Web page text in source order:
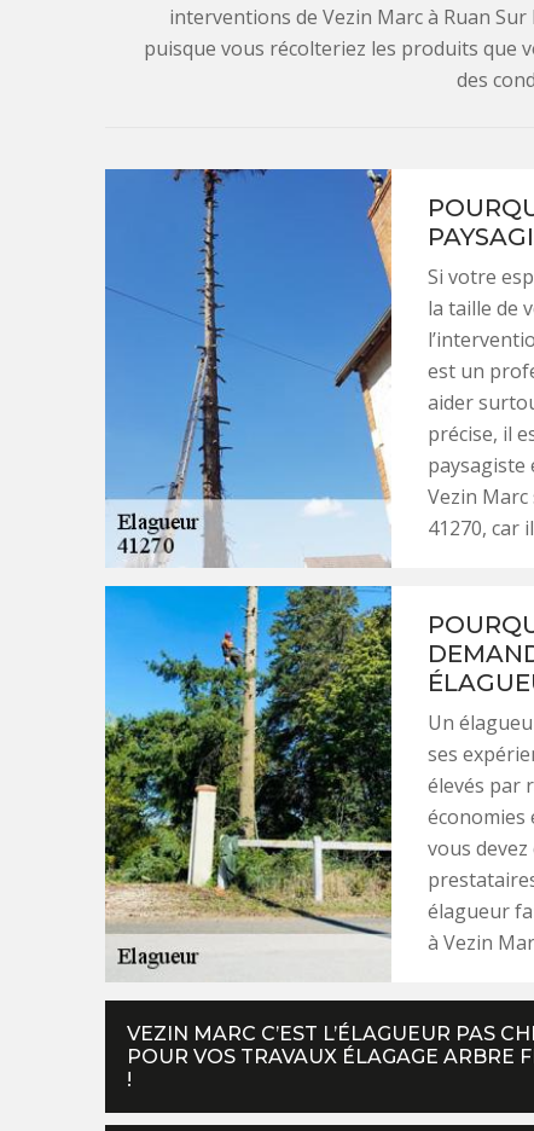
interventions de Vezin Marc à Ruan
puisque vous récolteriez les produits que
des
Si votre
la taille de
est un
aider
précise, il
paysagiste
Vezin
41270, car
Un
ses
élevés par
économies
vous
élagueur
à Vezin
VEZIN MARC C’EST L’ÉLAGUEUR PAS
POUR VOS TRAVAUX ÉLAGAGE ARBRE
!